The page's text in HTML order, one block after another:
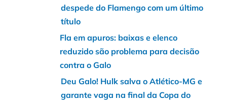
despede do Flamengo com um último
título
Fla em apuros: baixas e elenco
reduzido são problema para decisão
contra o Galo
Deu Galo! Hulk salva o Atlético-MG e
garante vaga na final da Copa do